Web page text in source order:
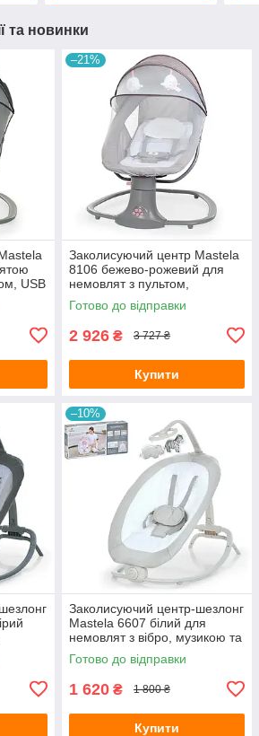
та новинки
USB
–21%
Заколисуючий центр Mastela
8106 бежево-рожевий для
немовлят з пультом,
Bluetooth, USB та москітною
сіткою
Готово до відправки
2 926 ₴ 3 727 ₴
Купити
–10%
Заколисуючий центр-шезлонг
Mastela 6607 білий для
немовлят з вібро, музикою та
підвісками
Готово до відправки
1 620 ₴ 1 800 ₴
Купити